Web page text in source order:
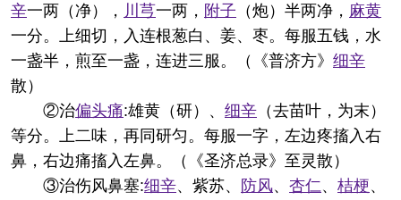
辛一两（净）， 川芎一两， 附子 （炮）半两净， 麻黄
一分。上细切，入连根葱白、姜、枣。每服五钱，水
一盏半，煎至一盏，连进三服。（《普济方》 细辛
散）
②治偏头痛:雄黄（研）、 细辛 （去苗叶，为末）
等分。上二味，再同研匀。每服一字，左边疼搐入右
鼻，右边痛搐入左鼻。（《圣济总录》至灵散）
③治伤风鼻塞:细辛、紫苏、 防风、 杏仁、 桔梗、